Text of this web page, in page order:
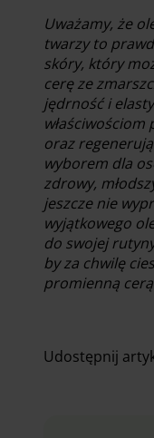
Uważamy, że
twarzy to
skóry, który
cerę ze
jędrność i
oraz
wyborem dla
zdrowy,
jeszcze nie
wyjątkowego
do swojej
by za chwilę
promienną
Udostępnij